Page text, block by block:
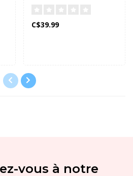
C$39.99
vous à notre